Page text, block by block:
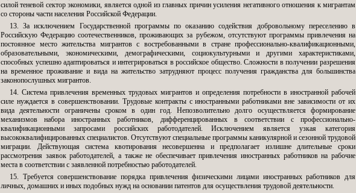
силой теневой сектор экономики, является одной из главных причин усиления негативного отношения к мигрантам
со стороны части населения Российской Федерации.
13. За исключением Государственной программы по оказанию содействия добровольному переселению в
Российскую Федерацию соотечественников, проживающих за рубежом, отсутствуют программы привлечения на
постоянное место жительства мигрантов с востребованными в стране профессионально-квалификационными,
образовательными, экономическими, демографическими, социокультурными и другими характеристиками,
способных успешно адаптироваться и интегрироваться в российское общество. Сложности в получении разрешения
на временное проживание и вида на жительство затрудняют процесс получения гражданства для большинства
законопослушных мигрантов.
14. Система привлечения временных трудовых мигрантов и определения потребности в иностранной рабочей
силе нуждается в совершенствовании. Трудовые контракты с иностранными работниками вне зависимости от их
вида деятельности ограничены сроком в один год. Непозволительно долго осуществляется формирование
механизмов набора иностранных работников, дифференцированных в соответствии с профессионально-
квалификационными запросами российских работодателей. Исключением является узкая категория
высококвалифицированных специалистов. Отсутствуют специальные программы каникулярной и сезонной трудовой
миграции. Действующая система квотирования несовершенна и предполагает излишне длительные сроки
рассмотрения заявок работодателей, а также не обеспечивает привлечения иностранных работников на рабочие
места в соответствии с заявленной потребностью работодателей.
15. Требуется совершенствование порядка привлечения физическими лицами иностранных работников для
личных, домашних и иных подобных нужд на основании патентов для осуществления трудовой деятельности.